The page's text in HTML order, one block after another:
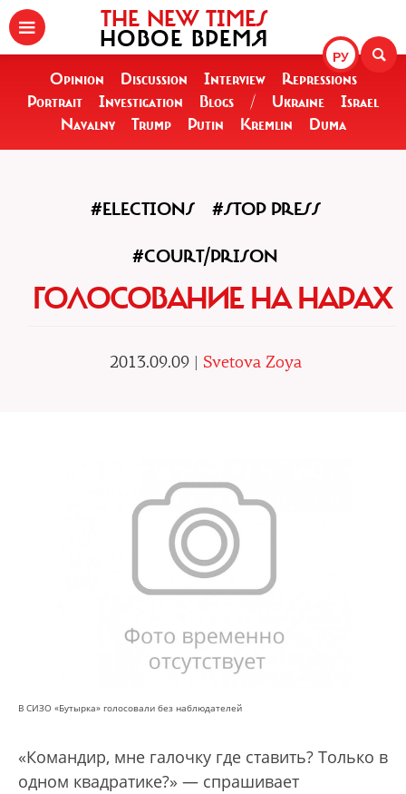
РУ
THE NEW TIMES
НОВОЕ ВРЕМЯ
Opinion Discussion Interview
Repressions
Portrait
Investigation Blogs / Ukraine
Israel
Navalny
Trump Putin Kremlin Duma
#ELECTIONS #STOP PRESS
#COURT/PRISON
ГОЛОСОВАНИЕ НА НАРАХ
2013.09.09 | Svetova Zoya
В СИЗО «Бутырка» голосовали без наблюдателей
«Командир, мне галочку где ставить? Только в
одном квадратике?» — спрашивает